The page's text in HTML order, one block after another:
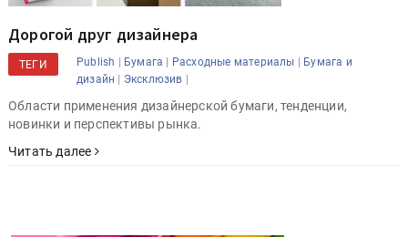
Дорогой друг дизайнера
ТЕГИ Publish | Бумага | Расходные материалы | Бумага и
дизайн | Эксклюзив |
Области применения дизайнерской бумаги, тенденции,
новинки и перспективы рынка.
Читать далее